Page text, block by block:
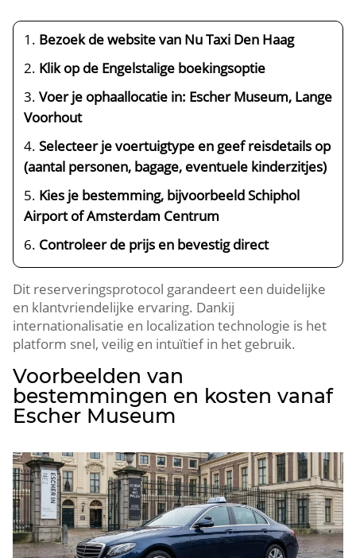
Bezoek de website van Nu Taxi Den Haag
Klik op de Engelstalige boekingsoptie
Voer je ophaallocatie in: Escher Museum, Lange
Voorhout
Selecteer je voertuigtype en geef reisdetails op
(aantal personen, bagage, eventuele kinderzitjes)
Kies je bestemming, bijvoorbeeld Schiphol
Airport of Amsterdam Centrum
Controleer de prijs en bevestig direct
Dit reserveringsprotocol garandeert een duidelijke
en klantvriendelijke ervaring. Dankij
internationalisatie en localization technologie is het
platform snel, veilig en intuïtief in het gebruik.
Voorbeelden van
bestemmingen en kosten vanaf
Escher Museum